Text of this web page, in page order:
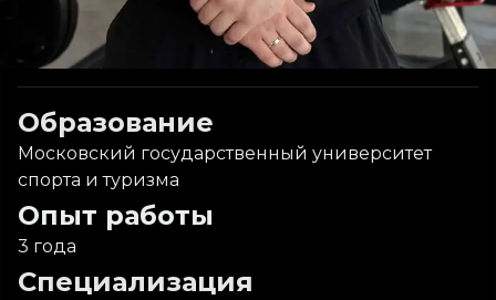
Образование
Московский государственный университет
спорта и туризма
Опыт работы
3 года
Специализация